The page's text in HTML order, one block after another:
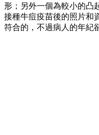
形；另外一個為較小的凸
接種牛痘疫苗後的照片和
符合的，不過病人的年紀